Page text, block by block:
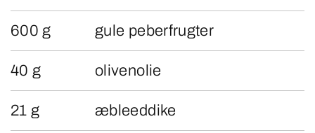
600 g gule peberfrugter
40 g olivenolie
21 g æbleeddike